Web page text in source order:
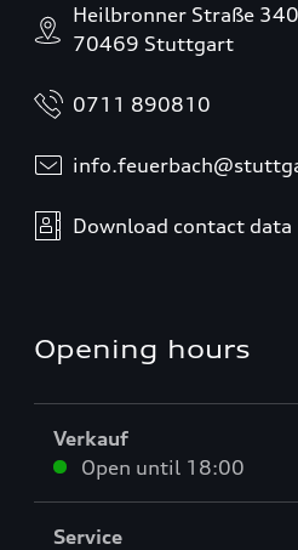
Heilbronner Straße 340
70469 Stuttgart
0711 890810
Download contact data
Opening hours
Verkauf
Open until 18:00
Service